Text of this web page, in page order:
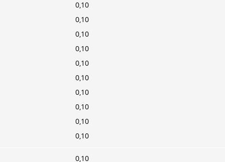
0,10
0,10
0,10
0,10
0,10
0,10
0,10
0,10
0,10
0,10
0,10